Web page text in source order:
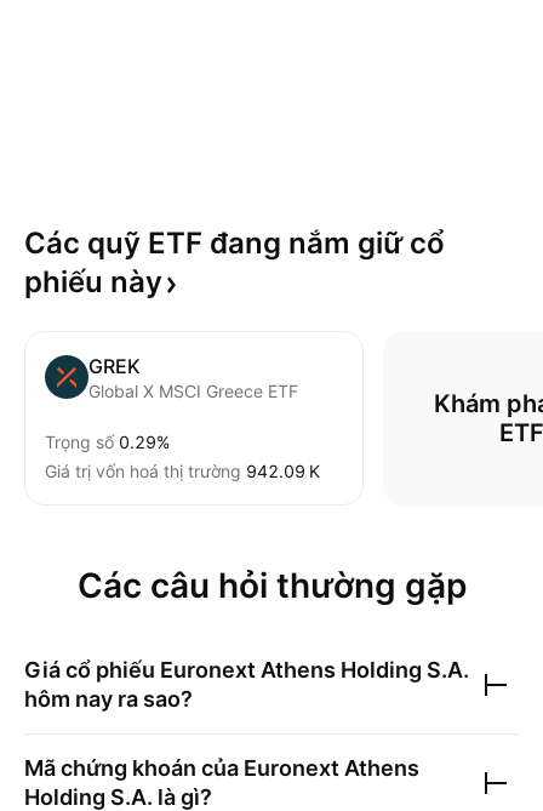
Các quỹ ETF đang nắm giữ cổ
phiếu này
GREK
Global X MSCI Greece ETF
Trọng số 0.29%
Giá trị vốn hoá thị trường ‪942.09 K‬
Khám
ETF
Các câu hỏi thường gặp
Giá cổ phiếu Euronext Athens Holding S.A.
hôm nay ra sao?
Mã chứng khoán của Euronext Athens
Holding S.A. là gì?